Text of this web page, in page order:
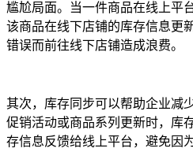
尴尬局面。当一件商品在线上平
该商品在线下店铺的库存信息更
错误而前往线下店铺造成浪费。
其次，库存同步可以帮助企业减
促销活动或商品系列更新时，库
存信息反馈给线上平台，避免因